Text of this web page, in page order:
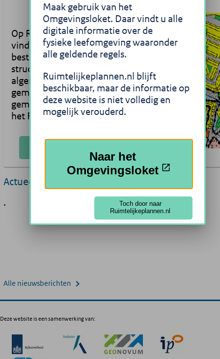
Op Ruimtelijkeplannen.nl
vindt u
bestemmingsplannen,
structuurvisies en
algemene regels die
gemaakt zijn door
gemeentes, provincies en
het Rijk.
Actueel
.
Alle nieuwsberichten
Deze website is een samenwerking van:
Maak gebruik van het
Omgevingsloket. Daar vindt u alle
digitale informatie over de
fysieke leefomgeving waaronder
alle geldende regels.
Ruimtelijkeplannen.nl blijft
beschikbaar, maar de informatie op
deze website is niet volledig en
mogelijk verouderd.
Naar het
Omgevingsloket
Toch door naar
Ruimtelijkeplannen.nl